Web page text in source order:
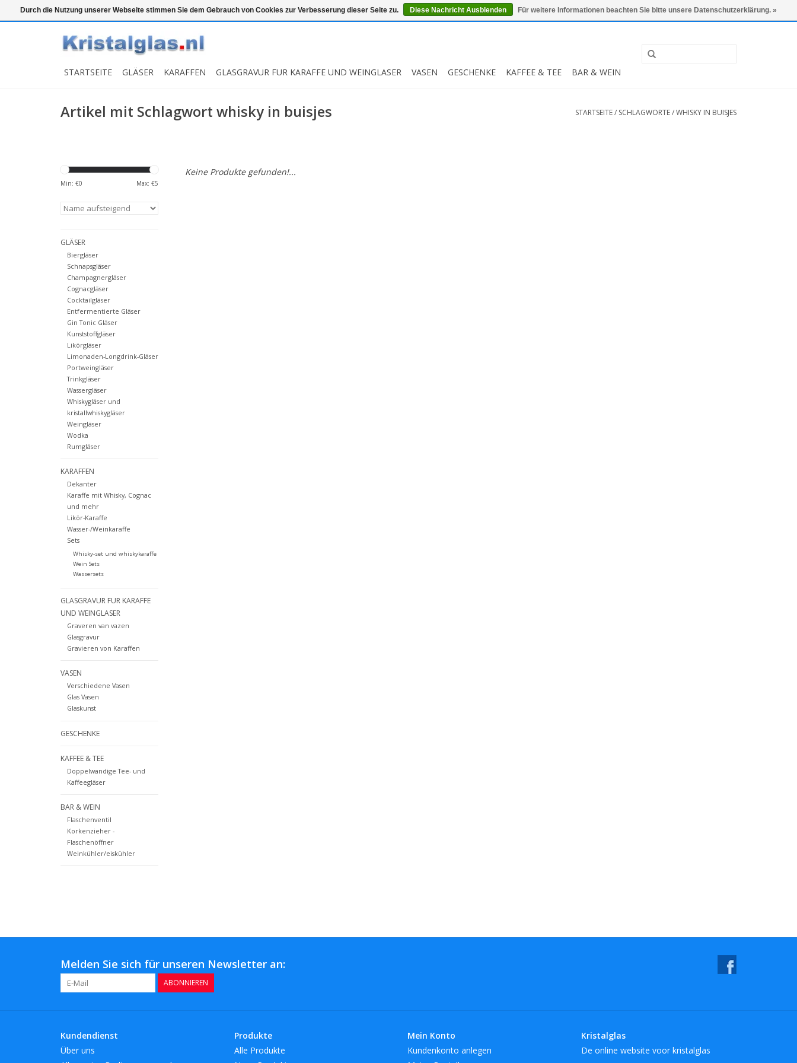
Top klasse Snelle levering Graveren 0 Artikel - €0,00 Mein Konto / Kundenkonto anlegen
STARTSEITE GLÄSER KARAFFEN GLASGRAVUR FUR KARAFFE UND WEINGLASER VASEN GESCHENKE KAFFEE & TEE BAR & WEIN
Artikel mit Schlagwort whisky in buisjes STARTSEITE/ SCHLAGWORTE/WHISKY IN BUISJES
Min: €0 Max: €5
GLÄSER
Biergläser
Schnapsgläser
Champagnergläser
Cognacgläser
Cocktailgläser
Entfermentierte Gläser
Gin Tonic Gläser
Kunststoffgläser
Likörgläser
Limonaden-Longdrink-Gläser
Portweingläser
Trinkgläser
Wassergläser
Whiskygläser und
kristallwhiskygläser
Weingläser
Wodka
Rumgläser
KARAFFEN
Dekanter
Karaffe mit Whisky, Cognac
und mehr
Likör-Karaffe
Wasser-/Weinkaraffe
Sets
Whisky-set und whiskykaraffe
Wein Sets
Wassersets
GLASGRAVUR FUR KARAFFE
UND WEINGLASER
Graveren van vazen
Glasgravur
Gravieren von Karaffen
VASEN
Verschiedene Vasen
Glas Vasen
Glaskunst
GESCHENKE
KAFFEE & TEE
Doppelwandige Tee- und
Kaffeegläser
BAR & WEIN
Flaschenventil
Korkenzieher -
Flaschenöffner
Weinkühler/eiskühler
Keine Produkte gefunden!...
Melden Sie sich für unseren Newsletter an:
ABONNIEREN
Kundendienst
Über uns
Produkte
Alle Produkte
Mein Konto
Kundenkonto anlegen
Kristalglas
De online website voor kristalglas
Durch die Nutzung unserer Webseite stimmen Sie dem Gebrauch von Cookies zur Verbesserung dieser Seite zu. Diese Nachricht Ausblenden Für weitere Informationen beachten Sie bitte unsere Datenschutzerklärung. »